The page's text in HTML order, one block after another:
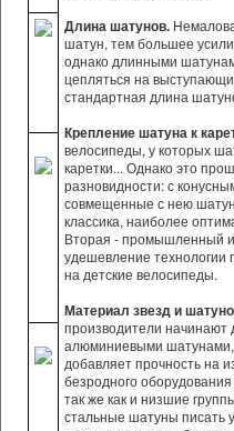
Длина шатунов.
шатун, тем большее
однако длинными
цепляться на
стандартная длина
Крепление шатуна к
велосипеды, у которых
каретки... Однако это
разновидности: с
совмещенные с нею
классика, наиболее
Вторая - промышленный
удешевление технологии
на детские велосипеды.
Материал звезд и
производители
алюминиевыми шатунами,
добавляет прочность на
безродного
так же как и низшие
стальные шатуны писать